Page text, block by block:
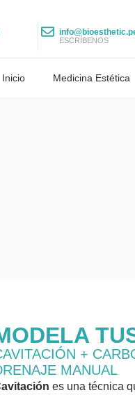
ESCRÍBENOS
Inicio Medicina Estética
+
MANUAL
es una técnica